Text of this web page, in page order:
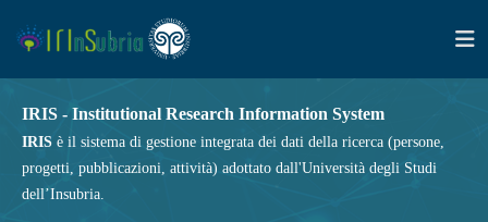
IRIS - Institutional Research Information System
IRIS è il sistema di gestione integrata dei dati della ricerca (persone,
progetti, pubblicazioni, attività) adottato dall'Università degli Studi
dell’Insubria.